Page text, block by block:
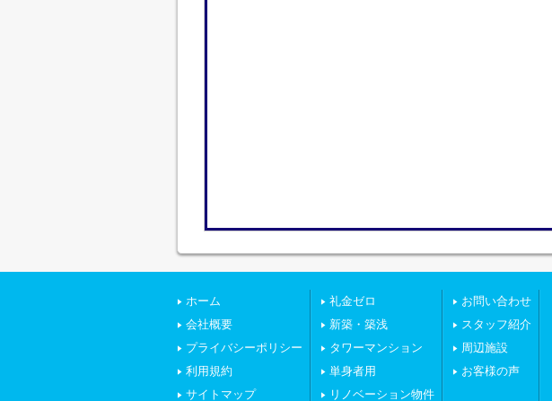
ホーム
会社概要
プライバシーポリシー
利用規約
サイトマップ
礼金ゼロ
新築・築浅
タワーマンション
単身者用
リノベーション物件
お問い合わせ
スタッフ紹介
周辺施設
お客様の声